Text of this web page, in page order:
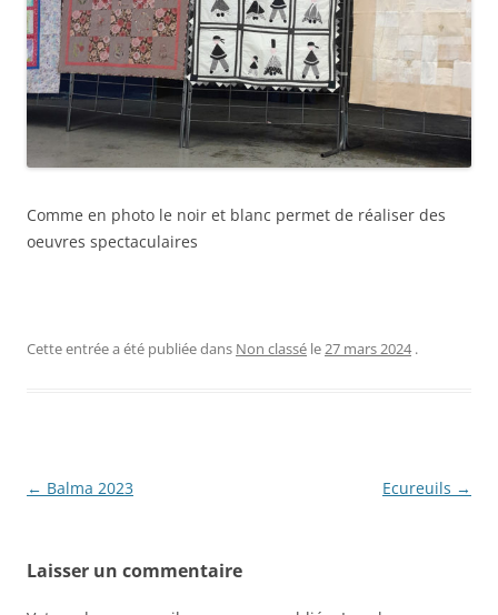
Comme en photo le noir et blanc permet de réaliser des
oeuvres spectaculaires
Cette entrée a été publiée dans Non classé le27 mars 2024 .
Navigation
← Balma 2023 Ecureuils →
Laisser un commentaire